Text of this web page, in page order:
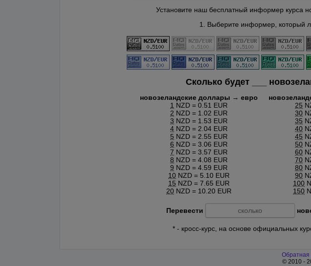
Установите наш бесплатный информер курса
1. Выберите информер, который
Сколько будет
новозеландские доллары → евро
1 NZD = 0.51 EUR
2 NZD = 1.02 EUR
3 NZD = 1.53 EUR
4 NZD = 2.04 EUR
5 NZD = 2.55 EUR
6 NZD = 3.06 EUR
7 NZD = 3.57 EUR
8 NZD = 4.08 EUR
9 NZD = 4.59 EUR
10 NZD = 5.10 EUR
15 NZD = 7.65 EUR
20 NZD = 10.20 EUR
25
30
35
40
45
50
60
70
80
90
100
150
Перевести
* - кросс-курс, на основе официальных
Обратная
© 2010 -